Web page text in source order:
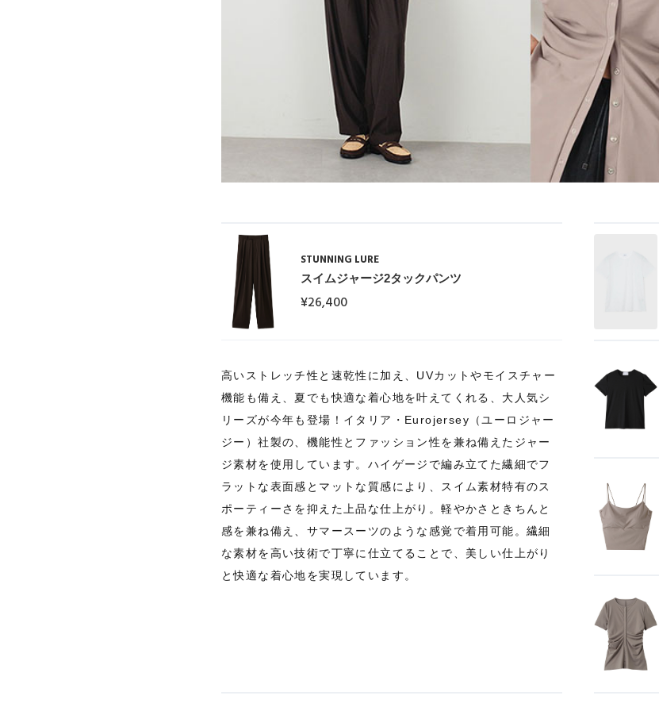
STUNNING LURE
スイムジャージ2タックパンツ
¥26,400
高いストレッチ性と速乾性に加え、UVカットやモイスチャー
機能も備え、夏でも快適な着心地を叶えてくれる、大人気シ
リーズが今年も登場！イタリア・Eurojersey（ユーロジャー
ジー）社製の、機能性とファッション性を兼ね備えたジャー
ジ素材を使用しています。ハイゲージで編み立てた繊細でフ
ラットな表面感とマットな質感により、スイム素材特有のス
ポーティーさを抑えた上品な仕上がり。軽やかさときちんと
感を兼ね備え、サマースーツのような感覚で着用可能。繊細
な素材を高い技術で丁寧に仕立てることで、美しい仕上がり
と快適な着心地を実現しています。